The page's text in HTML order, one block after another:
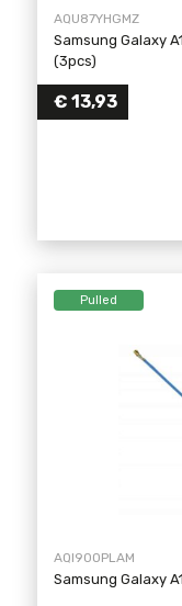
AQU87YHGMZ
Samsung Galaxy
(3pcs)
€ 13,93
Pulled
AQI90OPLAM
Samsung Galaxy